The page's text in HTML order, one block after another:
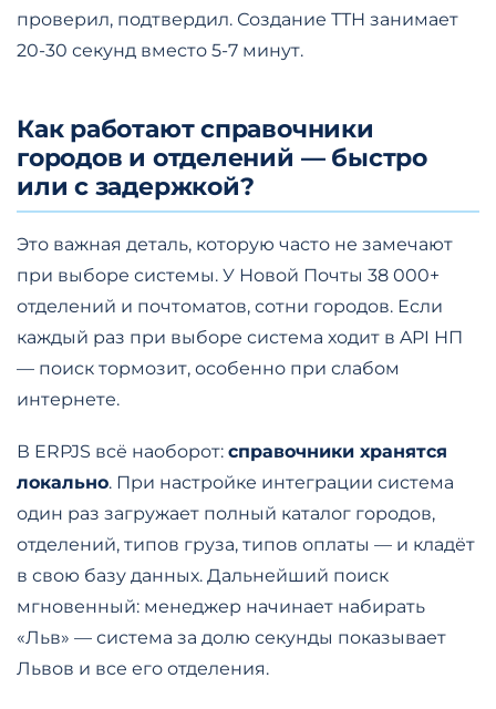
проверил, подтвердил. Создание ТТН занимает
20-30 секунд вместо 5-7 минут.
Как работают справочники
городов и отделений — быстро
или с задержкой?
Это важная деталь, которую часто не замечают
при выборе системы. У Новой Почты 38 000+
отделений и почтоматов, сотни городов. Если
каждый раз при выборе система ходит в API НП
— поиск тормозит, особенно при слабом
интернете.
В ERPJS всё наоборот: справочники хранятся
локально. При настройке интеграции система
один раз загружает полный каталог городов,
отделений, типов груза, типов оплаты — и кладёт
в свою базу данных. Дальнейший поиск
мгновенный: менеджер начинает набирать
«Льв» — система за долю секунды показывает
Львов и все его отделения.